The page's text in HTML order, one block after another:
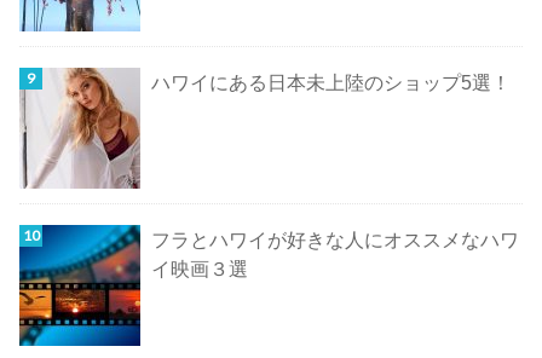
ハワイにある日本未上陸のショップ5選！
フラとハワイが好きな人にオススメなハワ
イ映画３選